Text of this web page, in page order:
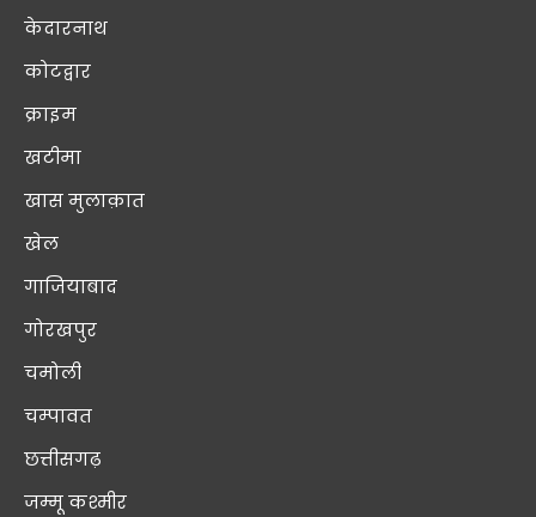
केदारनाथ
कोटद्वार
क्राइम
खटीमा
खास मुलाक़ात
खेल
गाजियाबाद
गोरखपुर
चमोली
चम्पावत
छत्तीसगढ़
जम्मू कश्मीर